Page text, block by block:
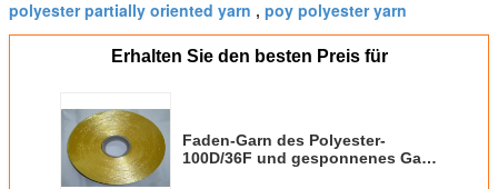
polyester partially oriented yarn , poy polyester yarn
Erhalten Sie den besten Preis für
Faden-Garn des Polyester-
100D/36F und gesponnenes Garn